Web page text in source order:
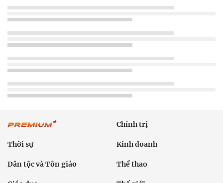
Chính trị
Thời sự Kinh doanh
Dân tộc và Tôn giáo Thể thao